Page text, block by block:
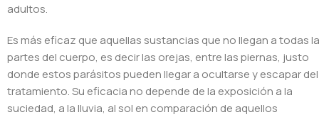
adultos.
Es más eficaz que aquellas sustancias que no llegan a todas
partes del cuerpo, es decir las orejas, entre las piernas, justo
donde estos parásitos pueden llegar a ocultarse y escapar del
tratamiento. Su eficacia no depende de la exposición a la
suciedad, a la lluvia, al sol en comparación de aquellos